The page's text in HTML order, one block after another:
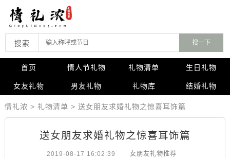
搜索
首页 情人节礼物 礼物清单 生日礼物
女友礼物 男友礼物 礼物库 结婚礼物
情礼浓 > 礼物清单 > 送女朋友求婚礼物之惊喜耳饰篇
送女朋友求婚礼物之惊喜耳饰篇
2019-08-17 16:02:39 女朋友礼物推荐